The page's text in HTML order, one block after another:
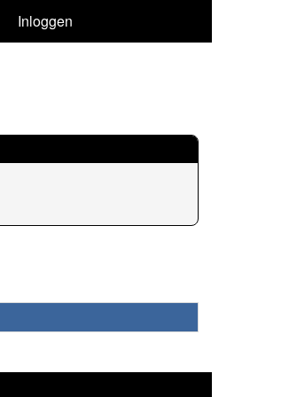
Inloggen